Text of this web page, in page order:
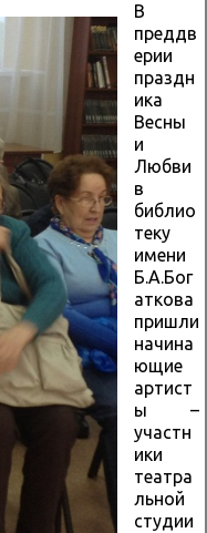
В
преддв
ерии
праздн
ика
Весны
и
Любви
в
библио
теку
имени
Б.А.Бог
аткова
пришли
начина
ющие
артист
ы –
участн
ики
театра
льной
студии